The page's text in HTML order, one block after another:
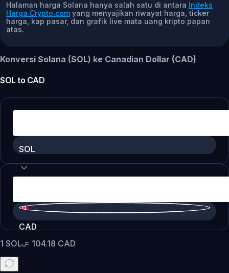
Halaman harga Solana hanya salah satu di antara Indeks
Harga Crypto.com yang menyajikan riwayat harga, ticker
harga, kap pasar, dan grafik live mata uang kripto papan
atas.
Konversi Solana (SOL) ke Canadian Dollar (CAD)
SOL to CAD
SOL
CAD
1 SOL= 104.18 CAD